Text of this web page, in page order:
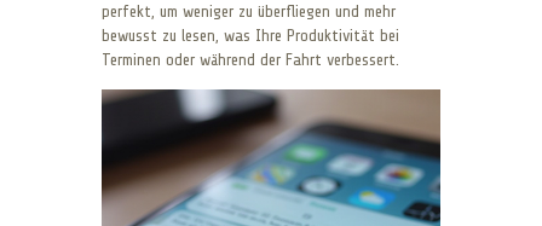
perfekt, um weniger zu überfliegen und mehr
bewusst zu lesen, was Ihre Produktivität bei
Terminen oder während der Fahrt verbessert.